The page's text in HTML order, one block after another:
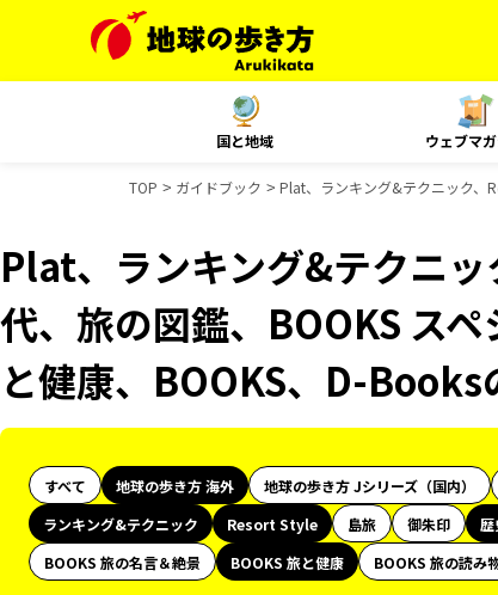
国と地域 ウェブマ
TOP ガイドブック Plat、ランキング&テクニック、
Plat、ランキング&テクニ
代、旅の図鑑、BOOKS ス
と健康、BOOKS、D-
すべて 地球の歩き方 海外 地球の歩き方 Jシリーズ（国内）
ランキング&テクニック
Resort Style 島旅 御朱印 歴
BOOKS 旅の名言＆絶景
BOOKS 旅と健康 BOOKS 旅の読み